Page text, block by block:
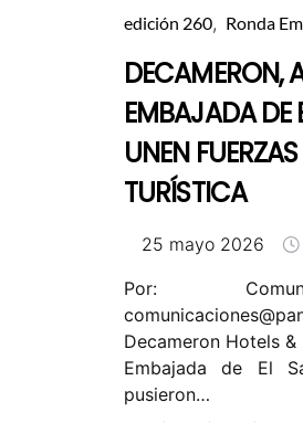
edición 260 Ronda
DECAMERON,
EMBAJADA DE
UNEN
TURÍSTICA
25 mayo 2026
Por:
Decameron Hotels
Embajada de El
pusieron…